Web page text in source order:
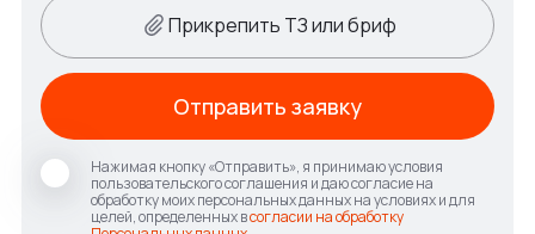
Прикрепить ТЗ или бриф
Нажимая кнопку «Отправить», я принимаю условия
пользовательского соглашения и даю согласие на
обработку моих персональных данных на условиях и для
целей, определенных всогласии на обработку
Отправить заявку